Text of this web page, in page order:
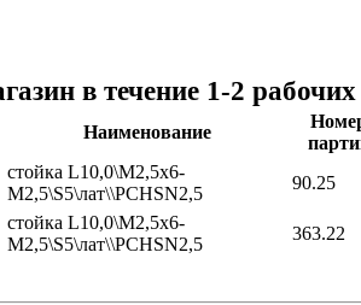
в течение 1-2
Наименование
стойка L10,0\М2,5x6-
М2,5\S5\лат\\PCHSN2,5
90.25
стойка L10,0\М2,5x6-
М2,5\S5\лат\\PCHSN2,5
363.22